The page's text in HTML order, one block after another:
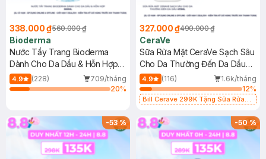
338.000 ₫560.000 ₫
Bioderma
Nước Tẩy Trang Bioderma
Dành Cho Da Dầu & Hỗn Hợp
500ml
4.9 (228)
709/tháng
20%
327.000 ₫490.000 ₫
CeraVe
Sữa Rửa Mặt CeraVe Sạch Sâu
Cho Da Thường Đến Da Dầu
473ml
4.9 (116)
1.6k/tháng
12%
Bill Cerave 299K Tặng Sữa Rửa
-53% -50%